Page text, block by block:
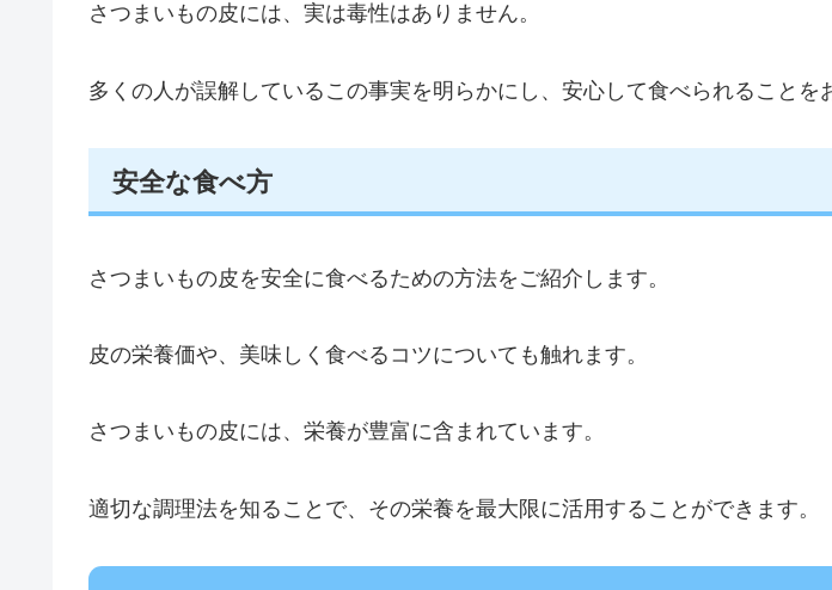
さつまいもの皮には、実は毒性はありません。
多くの人が誤解しているこの事実を明らかにし、安心して食べられることを
安全な食べ方
さつまいもの皮を安全に食べるための方法をご紹介します。
皮の栄養価や、美味しく食べるコツについても触れます。
さつまいもの皮には、栄養が豊富に含まれています。
適切な調理法を知ることで、その栄養を最大限に活用することができます。